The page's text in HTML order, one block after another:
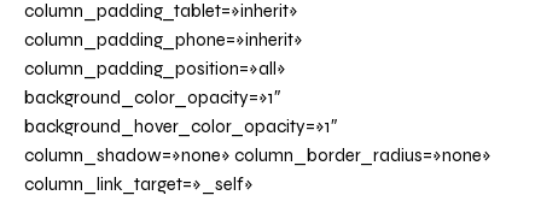
column_padding_tablet=»inherit»
column_padding_phone=»inherit»
column_padding_position=»all»
background_color_opacity=»1″
background_hover_color_opacity=»1″
column_shadow=»none» column_border_radius=»none»
column_link_target=»_self»